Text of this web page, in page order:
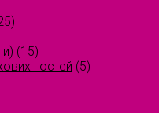
(15)
гостей (5)